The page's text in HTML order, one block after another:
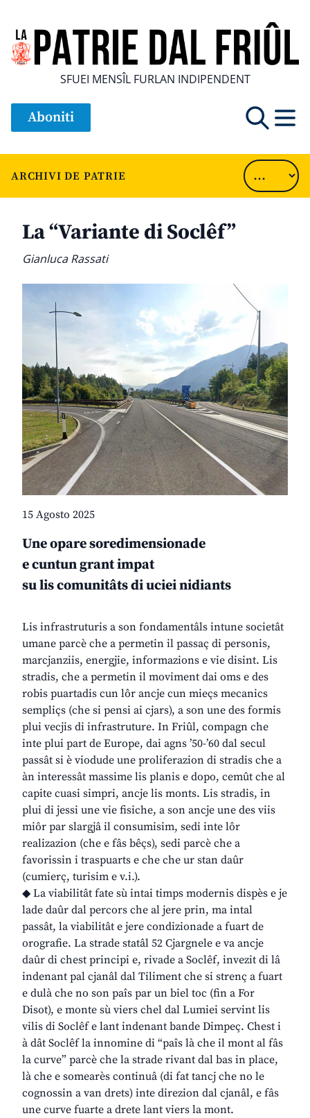
SFUEI MENSÎL FURLAN INDIPENDENT
Aboniti
ARCHIVI DE PATRIE
La “Variante di Soclêf”
Gianluca Rassati
15 Agosto 2025
Une opare soredimensionade
e cuntun grant impat
su lis comunitâts di uciei nidiants
Lis infrastruturis a son fondamentâls intune societât
umane parcè che a permetin il passaç di personis,
marcjanziis, energjie, informazions e vie disint. Lis
stradis, che a permetin il moviment dai oms e des
robis puartadis cun lôr ancje cun mieçs mecanics
sempliçs (che si pensi ai cjars), a son une des formis
plui vecjis di infrastruture. In Friûl, compagn che
inte plui part de Europe, dai agns ’50-’60 dal secul
passât si è viodude une proliferazion di stradis che a
àn interessât massime lis planis e dopo, cemût che al
capite cuasi simpri, ancje lis monts. Lis stradis, in
plui di jessi une vie fisiche, a son ancje une des viis
miôr par slargjâ il consumisim, sedi inte lôr
realizazion (che e fâs bêçs), sedi parcè che a
favorissin i traspuarts e che che ur stan daûr
(cumierç, turisim e v.i.).
◆ La viabilitât fate sù intai timps modernis dispès e je
lade daûr dal percors che al jere prin, ma intal
passât, la viabilitât e jere condizionade a fuart de
orografie. La strade statâl 52 Cjargnele e va ancje
daûr di chest principi e, rivade a Soclêf, invezit di lâ
indenant pal cjanâl dal Tiliment che si strenç a fuart
e dulà che no son paîs par un biel toc (fin a For
Disot), e monte sù viers chel dal Lumiei servint lis
vilis di Soclêf e lant indenant bande Dimpeç. Chest i
à dât Soclêf la innomine di “paîs là che il mont al fâs
la curve” parcè che la strade rivant dal bas in place,
là che e somearès continuâ (di fat tancj che no le
cognossin a van drets) inte direzion dal cjanâl, e fâs
une curve fuarte a drete lant viers la mont.